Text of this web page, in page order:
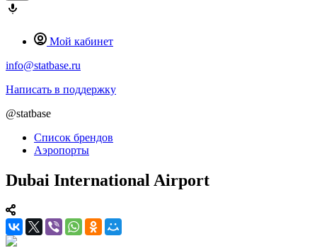
Мой кабинет
info@statbase.ru
Написать в поддержку
@statbase
Список брендов
Аэропорты
Dubai International Airport